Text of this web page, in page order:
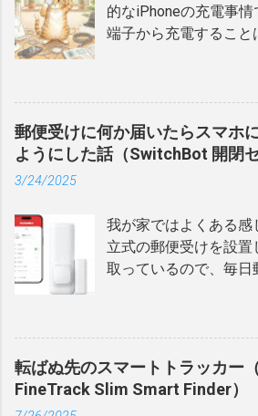
を掴んでほしいのに中
の逆があったりでずっ
ら解消するのになぁ
が、親機は2018年に
WG2600HP3 でメッシ
だ、中継機として使っ
セントに直差しする
話がわき道にそれる
機をこれまで何台か
WG1200HP4の前は、
うコンセントに直差
のコンセント直差しタ
が、コンセントの位置
的なiPhoneの充電事
端子から充電すること
リーの減り具合にも
時にセットして、朝
う、というスタイル
もとMagSafeを使い始
っていたスマホ（
できなくなってしま
「ケーブルの断線か
えたのですが、結局の
と本当に厄介です。
ックアップされてい
切れた瞬間、修理が終
上げです。 現に、家族
郵便受けに何か届いたらスマホ
ようにした話（SwitchBot 開閉セ
3/24/2025
我が家ではよくある感
立式の郵便受けを設
取っているので、毎日
買った小さな荷物な
で、そこそこの頻度
て、そもそも急いで受
のばかりなので、普段
転ばぬ先のスマートトラッカー
FineTrack Slim Smart Finder）